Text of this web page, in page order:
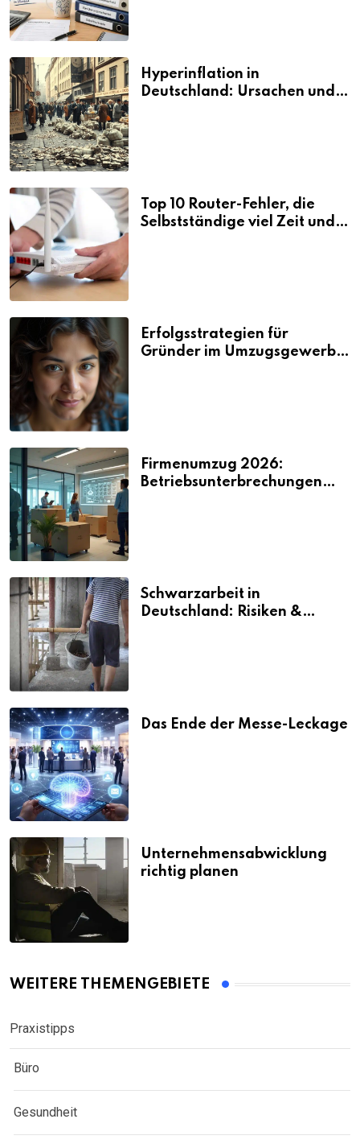
Hyperinflation in
Deutschland: Ursachen und
Top 10 Router-Fehler, die
Selbstständige viel Zeit und
Erfolgsstrategien für
Gründer im Umzugsgewerbe
Firmenumzug 2026:
Betriebsunterbrechungen
Schwarzarbeit in
Deutschland: Risiken &
Das Ende der Messe-Leckage
Unternehmensabwicklung
richtig planen
WEITERE THEMENGEBIETE
Praxistipps
Büro
Gesundheit